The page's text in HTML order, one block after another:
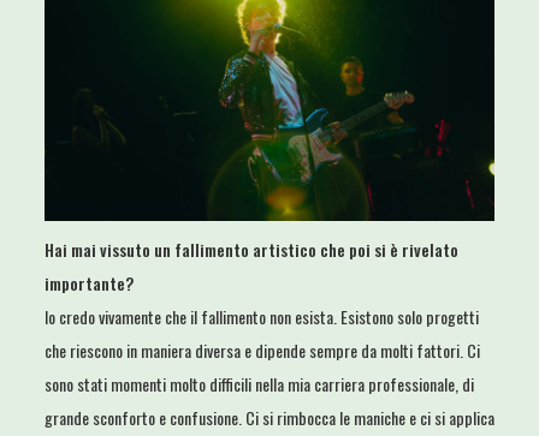
Hai mai vissuto un fallimento artistico che poi si è rivelato
importante?
Io credo vivamente che il fallimento non esista. Esistono solo progetti
che riescono in maniera diversa e dipende sempre da molti fattori. Ci
sono stati momenti molto difficili nella mia carriera professionale, di
grande sconforto e confusione. Ci si rimbocca le maniche e ci si applica